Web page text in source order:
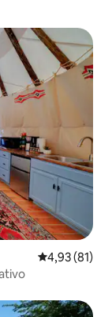
4,93 de uma
4,93 (81)